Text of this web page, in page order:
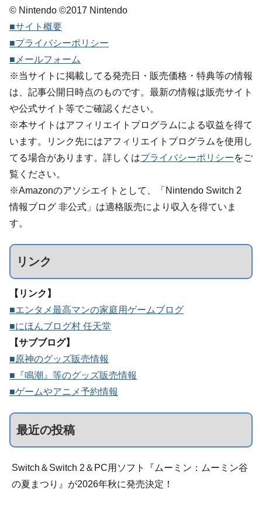
© Nintendo ©2017 Nintendo
■サイト概要
■プライバシーポリシー
■メールフォーム
※当サイトに掲載してる発売日・販売価格・特典等の情報
は、記事公開日時点のものです。最新の情報は販売サイト
や公式サイト等でご確認ください。
※本サイトはアフィリエイトプログラムによる収益を得て
います。リンク先にはアフィリエイトプログラムを使用し
てる場合があります。詳しくはプライバシーポリシーをご
覧ください。
※Amazonのアソシエイトとして、「Nintendo Switch 2
情報ブログ 非公式」は適格販売により収入を得ていま
す。
リンク
【リンク】
■エンタメ最高マンの家庭用ゲームブログ
■にほんブログ村 任天堂
【サブブログ】
■原神のグッズ販売情報
■『鳴潮』等のグッズ販売情報
■ゲームやアニメ予約情報
最近の投稿
Switch＆Switch 2＆PC用ソフト『ムーミン：ムーミン谷
の夏まつり』が2026年秋に発売決定！